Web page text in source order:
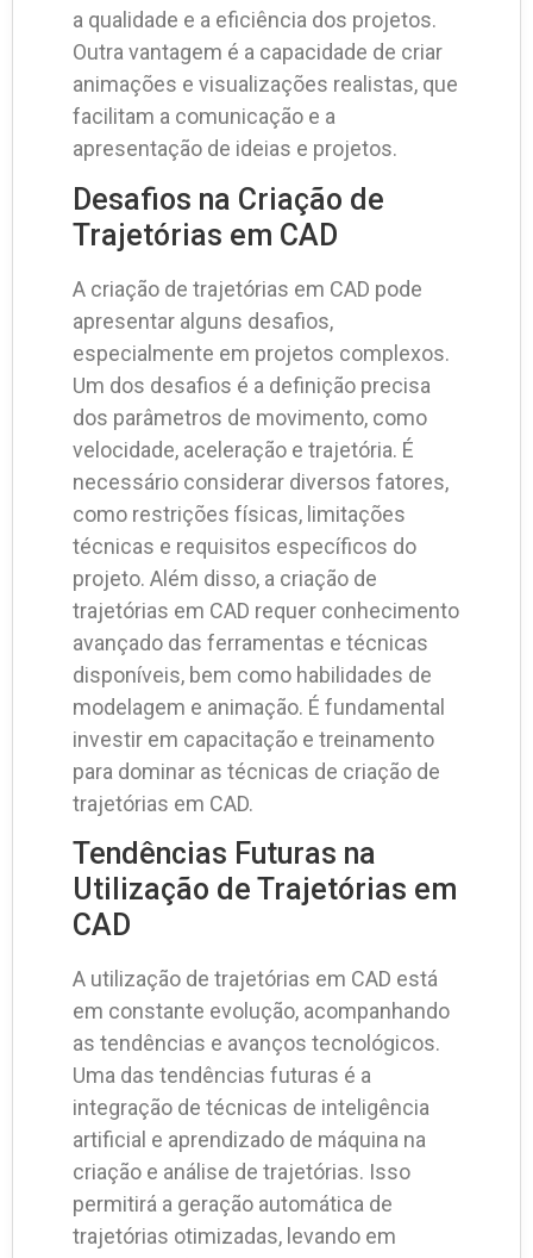
a qualidade e a eficiência dos projetos.
Outra vantagem é a capacidade de criar
animações e visualizações realistas, que
facilitam a comunicação e a
apresentação de ideias e projetos.
Desafios na Criação de
Trajetórias em CAD
A criação de trajetórias em CAD pode
apresentar alguns desafios,
especialmente em projetos complexos.
Um dos desafios é a definição precisa
dos parâmetros de movimento, como
velocidade, aceleração e trajetória. É
necessário considerar diversos fatores,
como restrições físicas, limitações
técnicas e requisitos específicos do
projeto. Além disso, a criação de
trajetórias em CAD requer conhecimento
avançado das ferramentas e técnicas
disponíveis, bem como habilidades de
modelagem e animação. É fundamental
investir em capacitação e treinamento
para dominar as técnicas de criação de
trajetórias em CAD.
Tendências Futuras na
Utilização de Trajetórias em
CAD
A utilização de trajetórias em CAD está
em constante evolução, acompanhando
as tendências e avanços tecnológicos.
Uma das tendências futuras é a
integração de técnicas de inteligência
artificial e aprendizado de máquina na
criação e análise de trajetórias. Isso
permitirá a geração automática de
trajetórias otimizadas, levando em